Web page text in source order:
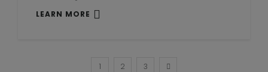
LEARN MORE
1 2 3